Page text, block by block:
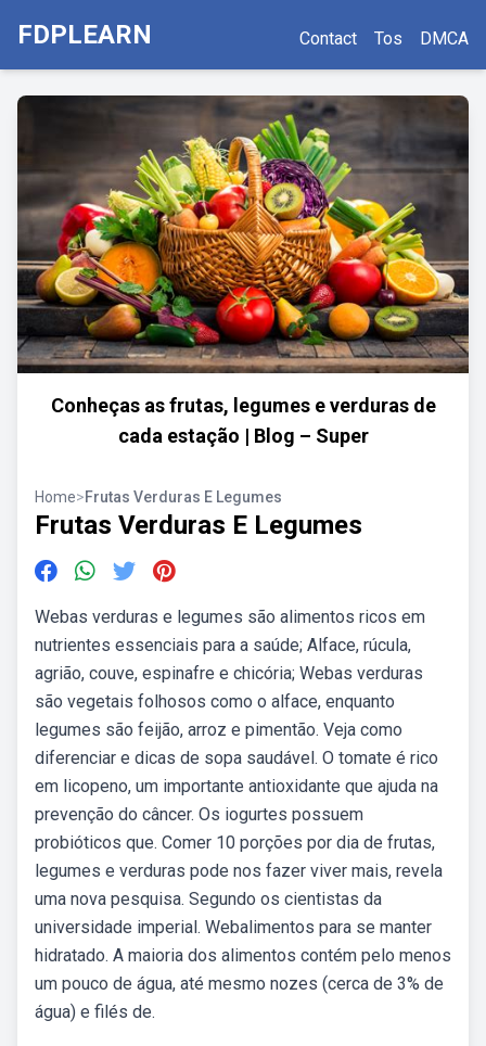
FDPLEARN Contact Tos DMCA
Conheças as frutas, legumes e verduras de
cada estação | Blog – Super
Home>Frutas Verduras E Legumes
Frutas Verduras E Legumes
Webas verduras e legumes são alimentos ricos em
nutrientes essenciais para a saúde; Alface, rúcula,
agrião, couve, espinafre e chicória; Webas verduras
são vegetais folhosos como o alface, enquanto
legumes são feijão, arroz e pimentão. Veja como
diferenciar e dicas de sopa saudável. O tomate é rico
em licopeno, um importante antioxidante que ajuda na
prevenção do câncer. Os iogurtes possuem
probióticos que. Comer 10 porções por dia de frutas,
legumes e verduras pode nos fazer viver mais, revela
uma nova pesquisa. Segundo os cientistas da
universidade imperial. Webalimentos para se manter
hidratado. A maioria dos alimentos contém pelo menos
um pouco de água, até mesmo nozes (cerca de 3% de
água) e filés de.